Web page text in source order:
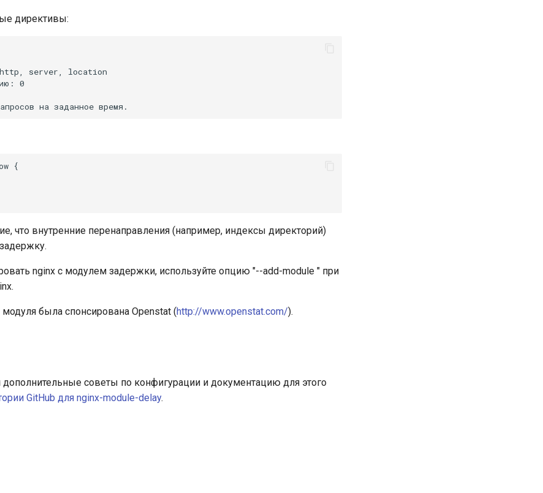
директивы:
server, location
0
{
что внутренние перенаправления (например, индексы директорий)
nginx с модулем задержки, используйте опцию "--add-module " при
модуля была спонсирована Openstat (http://www.openstat.com/).
советы по конфигурации и документацию для этого
GitHub для nginx-module-delay.